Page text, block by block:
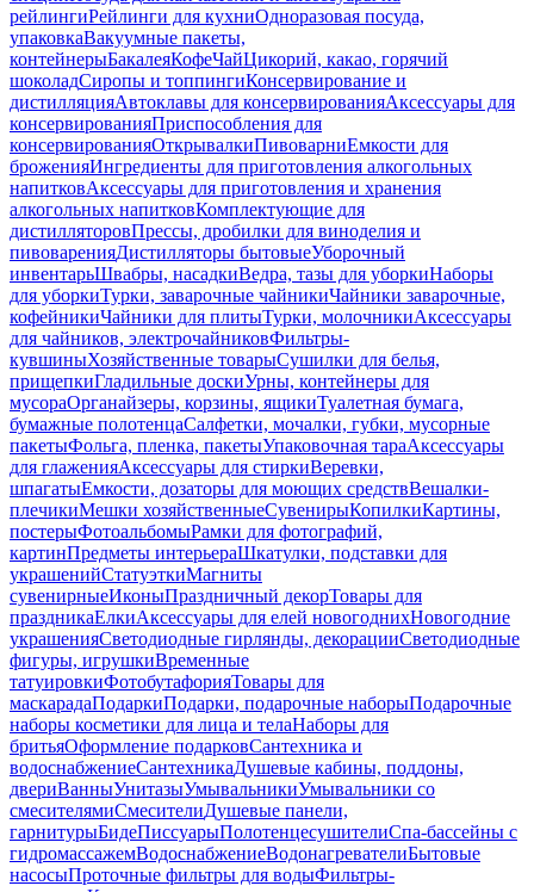
рейлингиРейлинги для кухниОдноразовая посуда,
упаковкаВакуумные пакеты,
контейнерыБакалеяКофеЧайЦикорий, какао, горячий
шоколадСиропы и топпингиКонсервирование и
дистилляцияАвтоклавы для консервированияАксессуары для
консервированияПриспособления для
консервированияОткрывалкиПивоварниЕмкости для
броженияИнгредиенты для приготовления алкогольных
напитковАксессуары для приготовления и хранения
алкогольных напитковКомплектующие для
дистилляторовПрессы, дробилки для виноделия и
пивоваренияДистилляторы бытовыеУборочный
инвентарьШвабры, насадкиВедра, тазы для уборкиНаборы
для уборкиТурки, заварочные чайникиЧайники заварочные,
кофейникиЧайники для плитыТурки, молочникиАксессуары
для чайников, электрочайниковФильтры-
кувшиныХозяйственные товарыСушилки для белья,
прищепкиГладильные доскиУрны, контейнеры для
мусораОрганайзеры, корзины, ящикиТуалетная бумага,
бумажные полотенцаСалфетки, мочалки, губки, мусорные
пакетыФольга, пленка, пакетыУпаковочная тараАксессуары
для глаженияАксессуары для стиркиВеревки,
шпагатыЕмкости, дозаторы для моющих средствВешалки-
плечикиМешки хозяйственныеСувенирыКопилкиКартины,
постерыФотоальбомыРамки для фотографий,
картинПредметы интерьераШкатулки, подставки для
украшенийСтатуэткиМагниты
сувенирныеИконыПраздничный декорТовары для
праздникаЕлкиАксессуары для елей новогоднихНовогодние
украшенияСветодиодные гирлянды, декорацииСветодиодные
фигуры, игрушкиВременные
татуировкиФотобутафорияТовары для
маскарадаПодаркиПодарки, подарочные наборыПодарочные
наборы косметики для лица и телаНаборы для
бритьяОформление подарковСантехника и
водоснабжениеСантехникаДушевые кабины, поддоны,
двериВанныУнитазыУмывальникиУмывальники со
смесителямиСмесителиДушевые панели,
гарнитурыБидеПиссуарыПолотенцесушителиСпа-бассейны с
гидромассажемВодоснабжениеВодонагревателиБытовые
насосыПроточные фильтры для водыФильтры-